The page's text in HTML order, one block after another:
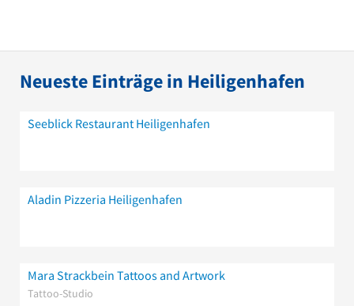
Neueste Einträge in Heiligenhafen
Seeblick Restaurant Heiligenhafen
Aladin Pizzeria Heiligenhafen
Mara Strackbein Tattoos and Artwork
Tattoo-Studio